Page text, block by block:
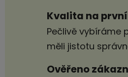
Kvalita na
Pečlivě vybíráme
měli jistotu
Ověřeno